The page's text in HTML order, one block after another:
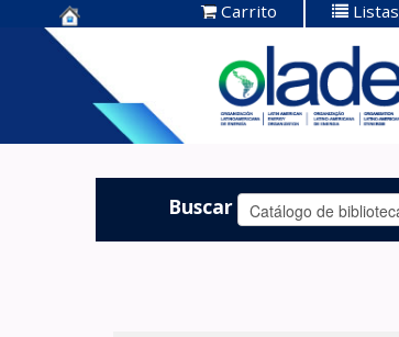
Centro de
Documentación
OLADE -
Carrito Listas
Buscar